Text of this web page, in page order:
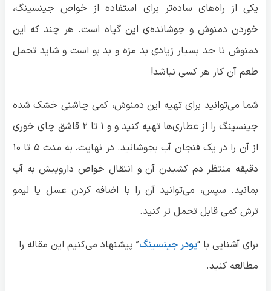
یکی از راه‌های ساده‌تر برای استفاده از خواص جینسینگ،
خوردن دمنوش و جوشانده‌ی این گیاه است. هر چند که این
دمنوش تا حد بسیار زیادی بد مزه و بد بو است و شاید تحمل
طعم آن کار هر کسی نباشد!
شما می‌توانید برای تهیه این دمنوش، کمی چاشنی خشک شده
جینسینگ را از عطاری‌ها تهیه کنید و و ۱ تا ۲ قاشق چای خوری
از آن را در یک فنجان آب بجوشانید. در نهایت، به مدت ۵ تا ۱۰
دقیقه منتظر دم کشیدن آن و انتقال خواص داروییش به آب
بمانید. سپس، می‌توانید آن را با اضافه کردن عسل یا لیمو
ترش کمی قابل تحمل تر کنید.
برای آشنایی با “پودر جینسینگ” پیشنهاد می‌کنیم این مقاله را
مطالعه کنید.